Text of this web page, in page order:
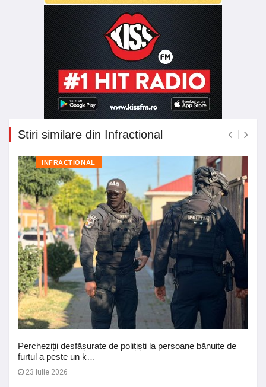
Stiri similare din Infractional
INFRACTIONAL
Percheziții desfășurate de polițiști la persoane bănuite de
furtul a peste un k…
23 Iulie 2026